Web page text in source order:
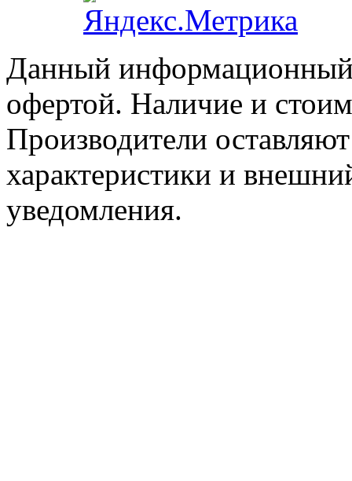
Данный информационный
офертой. Наличие и
Производители
характеристики и
уведомления.